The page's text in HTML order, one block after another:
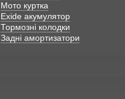
Мото куртка
Exide акумулятор
Тормозні колодки
Задні амортизатори